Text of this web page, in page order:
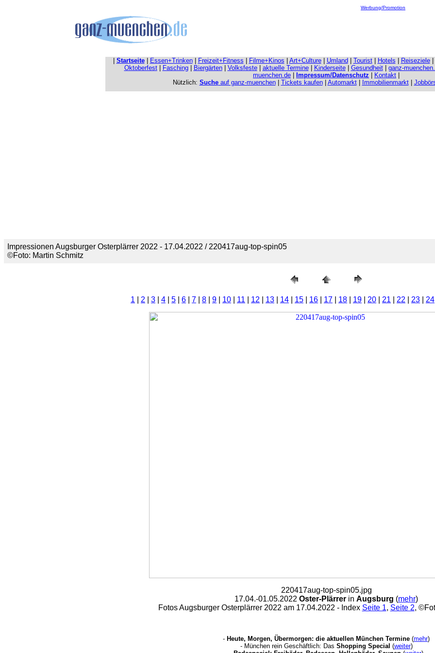
Werbung/Promotion
Startseite| Essen+Trinken| Freizeit+Fitness Filme+Kinos Art+Culture| Umland Tourist| Hotels Reiseziele|
Oktoberfest| Fasching| Biergärten| Volksfeste| aktuelle Termine| Kinderseite| Gesundheit| ganz-
muenchen.de
Impressum/Datenschutz Kontakt
Nützlich: Sucheauf ganz-muenchen| Tickets kaufen Automarkt Immobilienmarkt|
Impressionen Augsburger Osterplärrer 2022 - 17.04.2022 / 220417aug-top-spin05
©Foto: Martin Schmitz
1 2 3 4 5 6 7 8 9 10 11 12 13 14 15 16 17 18 19 20 21 22 23 24
220417aug-top-spin05.jpg
17.04.-01.05.2022 Oster-Plärrer in Augsburg (mehr)
Fotos Augsburger Osterplärrer 2022 am 17.04.2022 - Index Seite 1, Seite 2,
- Heute, Morgen, Übermorgen: die aktuellen München Termine (mehr)
- München rein Geschäftlich: Das Shopping Special (weiter)